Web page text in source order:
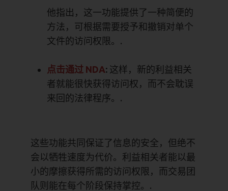
他指出，这一功能提供了一种简便的
方法，可根据需要授予和撤销对单个
文件的访问权限。.
点击通过 NDA: 这样，新的利益相关
者就能很快获得访问权，而不会耽误
来回的法律程序。.
这些功能共同保证了信息的安全，但绝不
会以牺牲速度为代价。利益相关者能以最
小的摩擦获得所需的访问权限，而交易团
队则能在每个阶段保持掌控。.